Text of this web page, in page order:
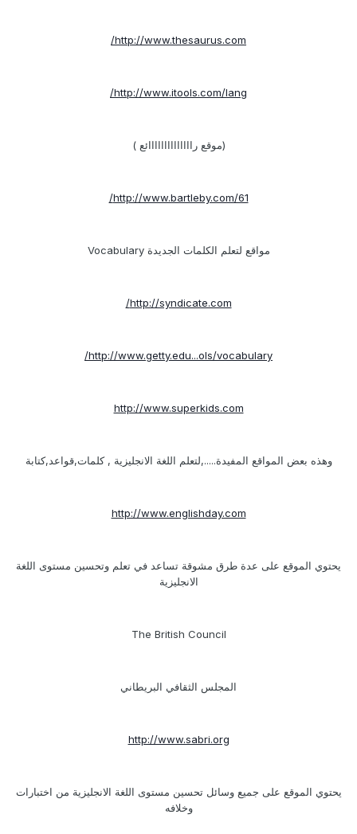
http://www.thesaurus.com/
http://www.itools.com/lang/
(موقع راااااااااااااائع )
http://www.bartleby.com/61/
مواقع لتعلم الكلمات الجديدة Vocabulary
http://syndicate.com/
http://www.getty.edu...ols/vocabulary/
http://www.superkids.com
وهذه بعض المواقع المفيدة.....,لتعلم اللغة الانجليزية , كلمات,قواعد,كتابة
http://www.englishday.com
يحتوي الموقع على عدة طرق مشوقة تساعد في تعلم وتحسين مستوى اللغة
الانجليزية
The British Council
المجلس الثقافي البريطاني
http://www.sabri.org
يحتوي الموقع على جميع وسائل تحسين مستوى اللغة الانجليزية من اختبارات
وخلافه